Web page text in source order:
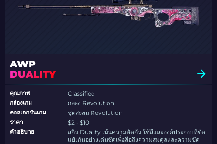
AWP
DUALITY
คุณภาพ
Classified
กล่องเกม
กล่อง Revolution
คอลเลกชันเกม
ชุดสะสม Revolution
ราคา
$2 - $10
คำอธิบาย
สกิน Duality เน้นความตัดกัน ใช้สีและองค์ประกอบที่ขัด
แย้งกันอย่างเด่นชัดเพื่อสื่อถึงความสมดุลและความขัด